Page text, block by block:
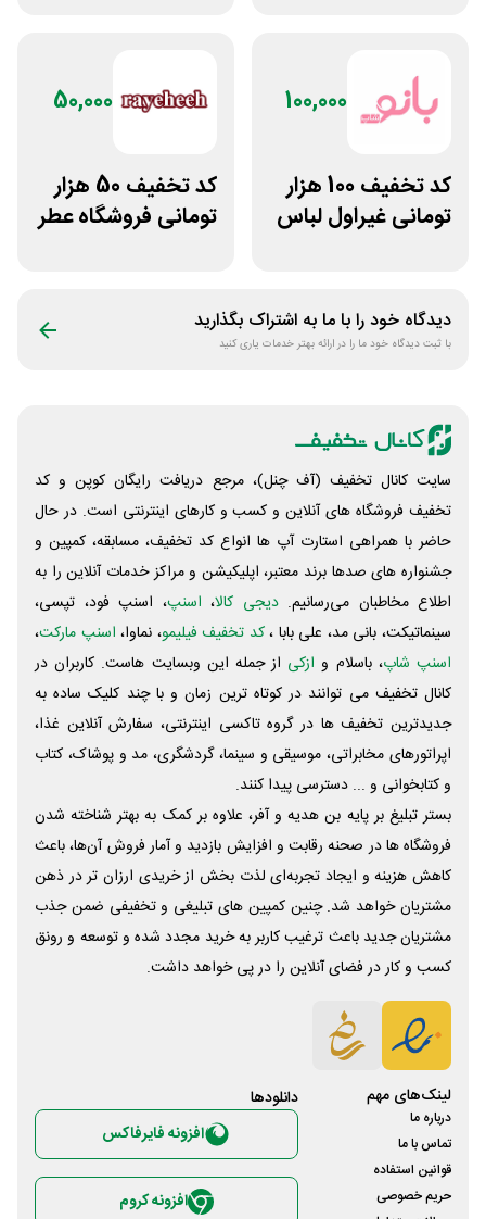
100,000
کد تخفیف 100 هزار
تومانی غیراول لباس
50,000
کد تخفیف 50 هزار
تومانی فروشگاه عطر
دیدگاه خود را با ما به اشتراک بگذارید
با ثبت دیدگاه خود ما را در ارائه بهتر خدمات یاری کنید
سایت کانال تخفیف (آف چنل)، مرجع دریافت رایگان کوپن و کد
تخفیف فروشگاه های آنلاین و کسب و‌ کارهای اینترنتی است. در حال
حاضر با همراهی استارت آپ ها انواع کد تخفیف، مسابقه، کمپین و
جشنواره های صدها برند معتبر، اپلیکیشن و مراکز خدمات آنلاین را به
اطلاع مخاطبان می‌رسانیم. دیجی کالا، اسنپ، اسنپ فود، تپسی،
سینماتیکت، بانی مد، علی‌ بابا ،کد تخفیف فیلیمو، نماوا، اسنپ مارکت،
اسنپ شاپ، باسلام و ازکی از جمله این وبسایت ‌هاست. کاربران در
کانال تخفیف می توانند در کوتاه ترین زمان و با چند کلیک ساده به
جدیدترین تخفیف ها در گروه تاکسی اینترنتی، سفارش آنلاین غذا،
اپراتورهای مخابراتی، موسیقی و سینما، گردشگری، مد و پوشاک، کتاب
و کتابخوانی و ... دسترسی پیدا کنند.
بستر تبلیغ بر پایه بن هدیه و آفر، علاوه بر کمک به بهتر شناخته شدن
فروشگاه ها در صحنه رقابت و افزایش بازدید و آمار فروش آن‌ها، باعث
کاهش هزینه و ایجاد تجربه‌ای لذت بخش از خریدی ارزان تر در ذهن
مشتریان خواهد شد. چنین کمپین های تبلیغی و تخفیفی ضمن جذب
مشتریان جدید باعث ترغیب کاربر به خرید مجدد شده و توسعه و رونق
کسب و کار در فضای آنلاین را در پی خواهد داشت.
لینک‌های مهم
درباره ما
تماس با ما
قوانین استفاده
حریم خصوصی
دانلود‌ها
افزونه فایرفاکس
افزونه کروم